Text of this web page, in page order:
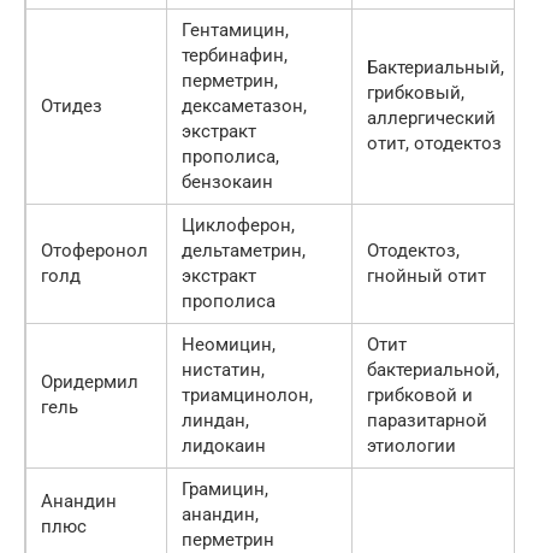
Отидез
Гентамицин,
тербинафин,
перметрин,
дексаметазон,
экстракт
прополиса,
бензокаин
Бактериальный,
грибковый,
аллергический
отит, отодектоз
Отоферонол
голд
Циклоферон,
дельтаметрин,
экстракт
прополиса
Отодектоз,
гнойный отит
Оридермил
гель
Неомицин,
нистатин,
триамцинолон,
линдан,
лидокаин
Отит
бактериальной,
грибковой и
паразитарной
этиологии
Анандин
плюс
Грамицин,
анандин,
перметрин